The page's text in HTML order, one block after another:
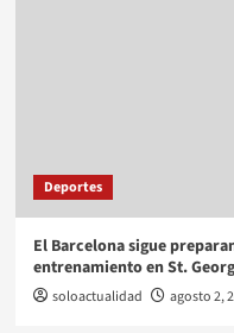
Deportes
El Barcelona sigue
entrenamiento en St.
soloactualidad agosto 2,